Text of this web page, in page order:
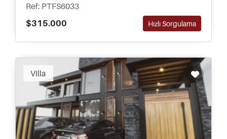
Ref: PTFS6033
$315.000
Hızlı Sorgulama
Villa